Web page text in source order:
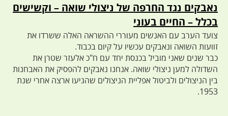
נאבקים נגד החרפה של ניצולי שואה – וקשישים
בכלל – החיים בעוני
צועד הערב עם האנשים מעוררי ההשראה האלה ששרדו את
זוועות השואה ונאבקים עכשיו על קיום בכבוד.
כבר שנים שאני מוביל בכנסת יחד עם ח"כ אלעזר שטרן את
השדולה למען ניצולי שואה. אנחנו נאבקים להפסיק את האבחנות
בין הניצולים ולביטול אפליית הניצולים שהגיעו ארצה אחרי שנת
1953.